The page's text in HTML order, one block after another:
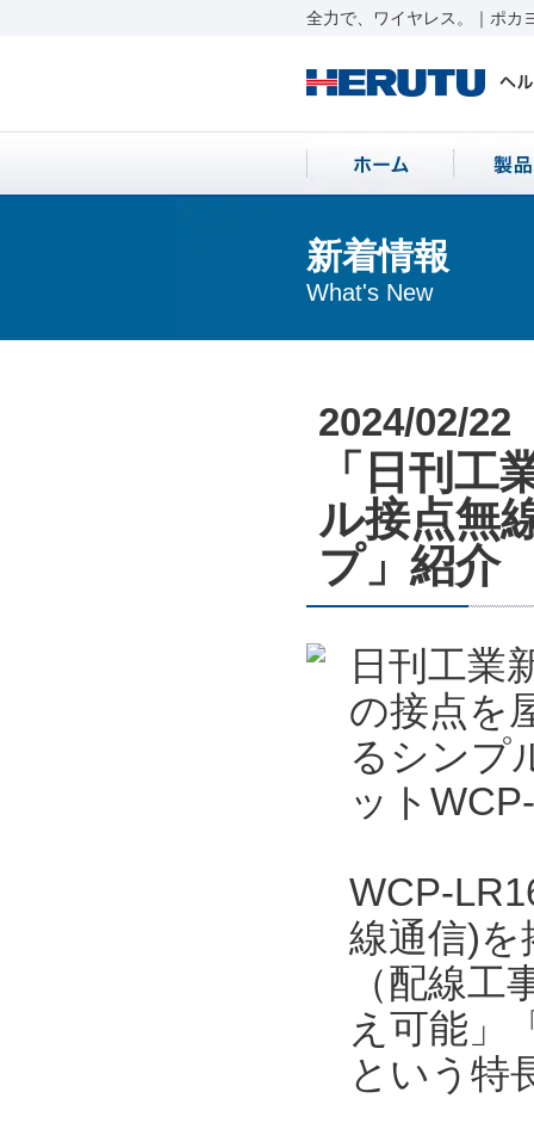
全力で、ワイヤレス。｜ポカ
新着情報
What's New
2024/02/22
「日刊工
ル接点無
プ」紹介
日刊工業
の接点を
るシンプ
ット
WCP-
線通信)を
（配線
え可能」
という特